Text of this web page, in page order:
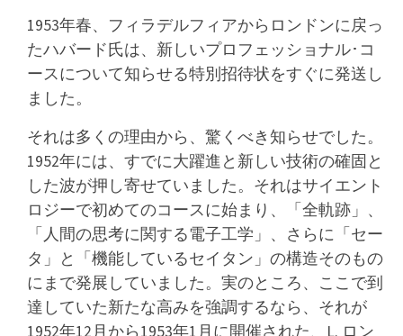
1953年春、フィラデルフィアからロンドンに戻っ
たハバード氏は、新しいプロフェッショナル･コ
ースについて知らせる特別招待状をすぐに発送し
ました。
それは多くの理由から、驚くべき知らせでした。
1952年には、すでに大躍進と新しい技術の確固と
した波が押し寄せていました。それはサイエント
ロジーで初めてのコースに始まり、「全軌跡」、
「人間の思考に関する電子工学」、さらに「セー
タ」と「機能しているセイタン」の構造そのもの
にまで発展していました。 実のところ、ここで到
達していた新たな高みを強調するなら、それが